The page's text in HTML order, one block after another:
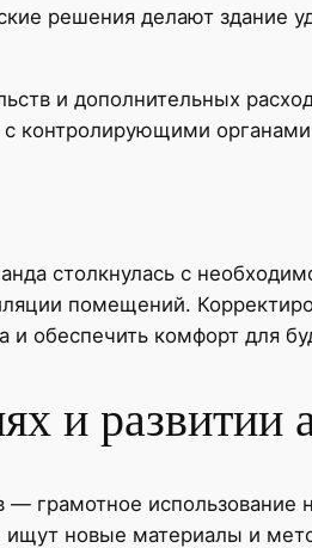
решения делают здание
и дополнительных
контролирующими
столкнулась с
помещений.
и обеспечить комфорт для
и развитии
грамотное использование
ищут новые материалы и